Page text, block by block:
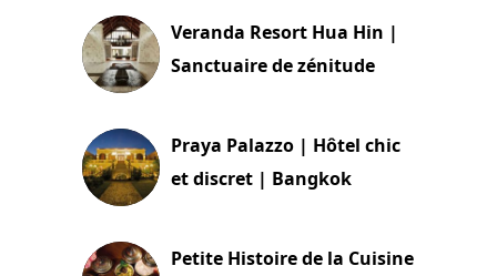
Veranda Resort Hua Hin |
Sanctuaire de zénitude
Praya Palazzo | Hôtel chic
et discret | Bangkok
Petite Histoire de la Cuisine